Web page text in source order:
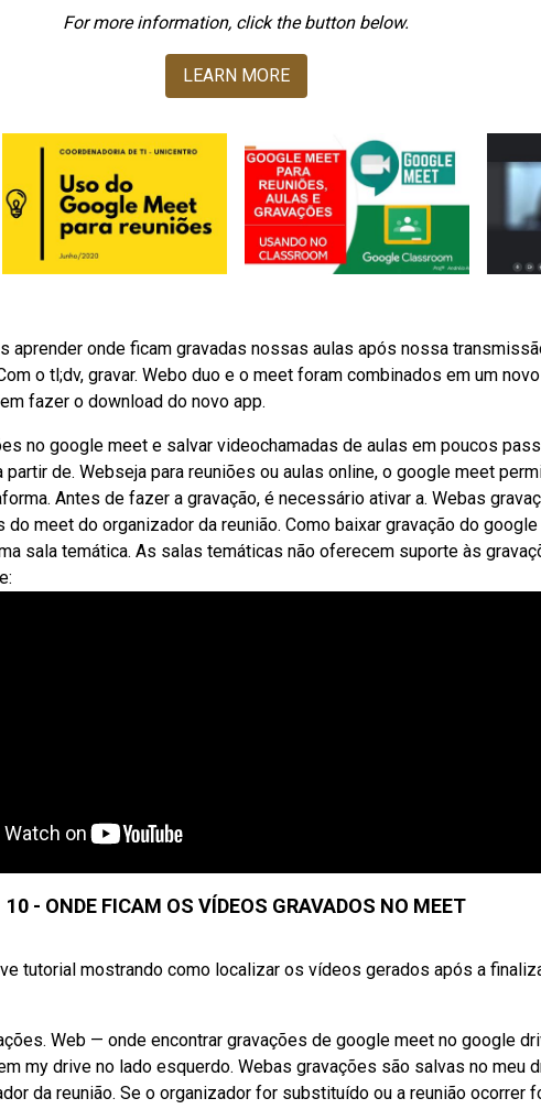
For more information, click the button below.
LEARN MORE
aprender onde ficam gravadas nossas aulas após nossa
o tl;dv, gravar. Webo duo e o meet foram combinados em um
fazer o download do novo app.
no google meet e salvar videochamadas de aulas em poucos
de. Webseja para reuniões ou aulas online, o google meet
Antes de fazer a gravação, é necessário ativar a. Webas
meet do organizador da reunião. Como baixar gravação do
sala temática. As salas temáticas não oferecem suporte às
10 - ONDE FICAM OS VÍDEOS GRAVADOS NO MEET
tutorial mostrando como localizar os vídeos gerados após a
Web — onde encontrar gravações de google meet no google
my drive no lado esquerdo. Webas gravações são salvas no meu
da reunião. Se o organizador for substituído ou a reunião ocorrer